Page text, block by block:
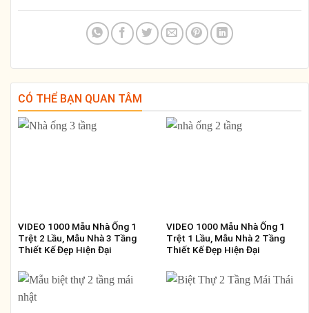
CÓ THỂ BẠN QUAN TÂM
VIDEO 1000 Mẫu Nhà Ống 1
Trệt 2 Lầu, Mẫu Nhà 3 Tầng
Thiết Kế Đẹp Hiện Đại
VIDEO 1000 Mẫu Nhà Ống 1
Trệt 1 Lầu, Mẫu Nhà 2 Tầng
Thiết Kế Đẹp Hiện Đại